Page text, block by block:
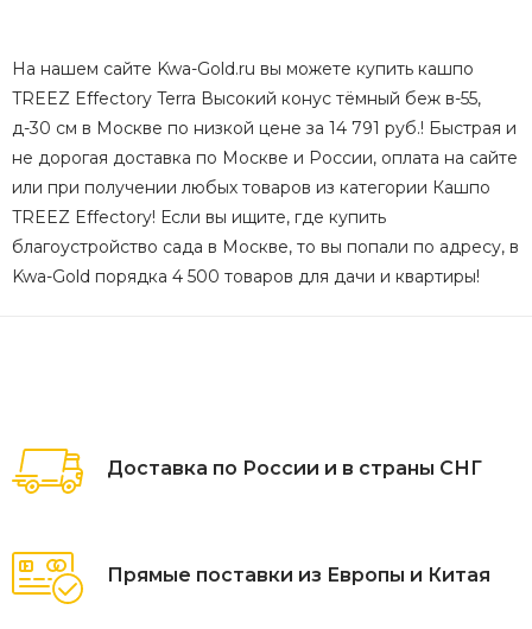
На нашем сайте Kwa-Gold.ru вы можете купить кашпо
TREEZ Effectory Terra Высокий конус тёмный беж в-55,
д-30 см в Москве по низкой цене за 14 791 руб.! Быстрая и
не дорогая доставка по Москве и России, оплата на сайте
или при получении любых товаров из категории Кашпо
TREEZ Effectory! Если вы ищите, где купить
благоустройство сада в Москве, то вы попали по адресу, в
Kwa-Gold порядка 4 500 товаров для дачи и квартиры!
Доставка по России и в страны СНГ
Прямые поставки из Европы и Китая